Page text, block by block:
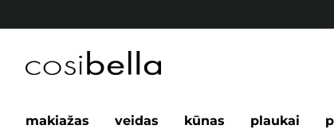
makiažas veidas kūnas plaukai